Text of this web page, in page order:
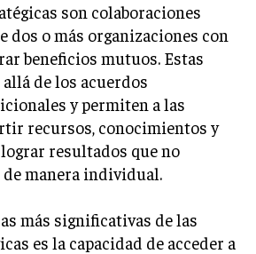
CORPORATIVA
DE MERCADO
son colaboraciones
dos o más organizaciones con
beneficios mutuos. Estas
de los acuerdos
y permiten a las
recursos, conocimientos y
resultados que no
manera individual.
más significativas de las
es la capacidad de acceder a